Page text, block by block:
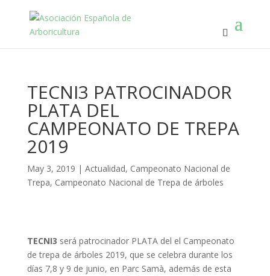
TECNI3 PATROCINADOR
PLATA DEL
CAMPEONATO DE TREPA
2019
May 3, 2019 | Actualidad, Campeonato Nacional de
Trepa, Campeonato Nacional de Trepa de árboles
TECNI3 será patrocinador PLATA del el Campeonato
de trepa de árboles 2019, que se celebra durante los
días 7,8 y 9 de junio, en Parc Samà, además de esta